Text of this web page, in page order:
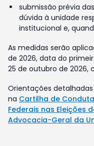
submissão prévia
dúvida à unidade
institucional e,
As medidas serão
de 2026, data do
25 de outubro de 2026,
Orientações
na Cartilha de
Federais nas Eleições
Advocacia-Geral da